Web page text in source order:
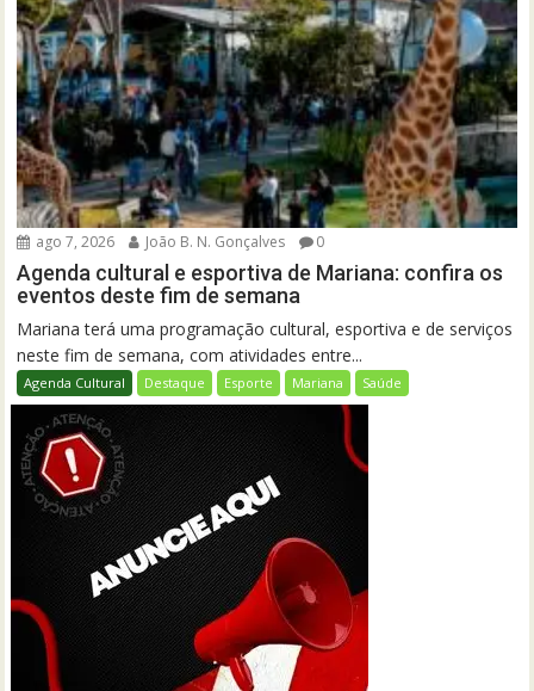
ago 7, 2026 João B. N. Gonçalves 0
Agenda cultural e esportiva de Mariana: confira os
eventos deste fim de semana
Mariana terá uma programação cultural, esportiva e de serviços
neste fim de semana, com atividades entre...
Agenda Cultural Destaque Esporte Mariana Saúde